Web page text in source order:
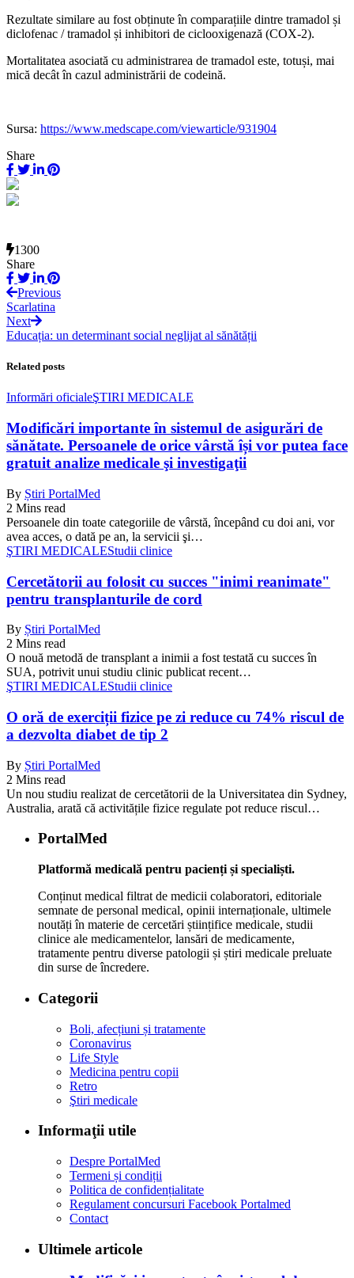
Rezultate similare au fost obținute în comparațiile dintre tramadol și
diclofenac / tramadol și inhibitori de ciclooxigenază (COX-2).
Mortalitatea asociată cu administrarea de tramadol este, totuși, mai
mică decât în cazul administrării de codeină.
Sursa: https://www.medscape.com/viewarticle/931904
Share
1300
Share
Previous
Scarlatina
Next
Educația: un determinant social neglijat al sănătății
Related posts
Informări oficialeŞTIRI MEDICALE
Modificări importante în sistemul de asigurări de
sănătate. Persoanele de orice vârstă își vor putea face
gratuit analize medicale şi investigaţii
By Știri PortalMed
2 Mins read
Persoanele din toate categoriile de vârstă, începând cu doi ani, vor
avea acces, o dată pe an, la servicii şi…
ŞTIRI MEDICALEStudii clinice
Cercetătorii au folosit cu succes "inimi reanimate"
pentru transplanturile de cord
By Știri PortalMed
2 Mins read
O nouă metodă de transplant a inimii a fost testată cu succes în
SUA, potrivit unui studiu clinic publicat recent…
ŞTIRI MEDICALEStudii clinice
O oră de exerciții fizice pe zi reduce cu 74% riscul de
a dezvolta diabet de tip 2
By Știri PortalMed
2 Mins read
Un nou studiu realizat de cercetătorii de la Universitatea din Sydney,
Australia, arată că activitățile fizice regulate pot reduce riscul…
PortalMed
Platformă medicală pentru pacienți și specialiști.
Conținut medical filtrat de medicii colaboratori, editoriale
semnate de personal medical, opinii internaționale, ultimele
noutăți în materie de cercetări științifice medicale, studii
clinice ale medicamentelor, lansări de medicamente,
tratamente pentru diverse patologii și știri medicale preluate
din surse de încredere.
Categorii
Boli, afecțiuni și tratamente
Coronavirus
Life Style
Medicina pentru copii
Retro
Ştiri medicale
Informaţii utile
Despre PortalMed
Termeni și condiții
Politica de confidențialitate
Regulament concursuri Facebook Portalmed
Contact
Ultimele articole